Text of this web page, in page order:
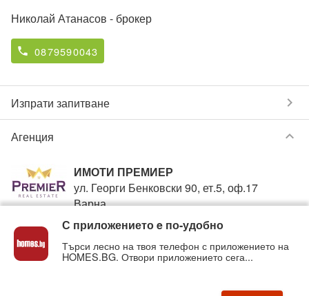
Николай Атанасов - брокер
phone 0879590043
Изпрати запитване chevron_right
Агенция keyboard_arrow_down
ИМОТИ ПРЕМИЕР
ул. Георги Бенковски 90, ет.5, оф.17
Варна
phone 0879590013
Вижте всички обяви отИМОТИ ПРЕМИЕРв homes.bg
С приложението e по-удобно
Търси лесно на твоя телефон с приложението на
HOMES.BG. Отвори приложението сега...